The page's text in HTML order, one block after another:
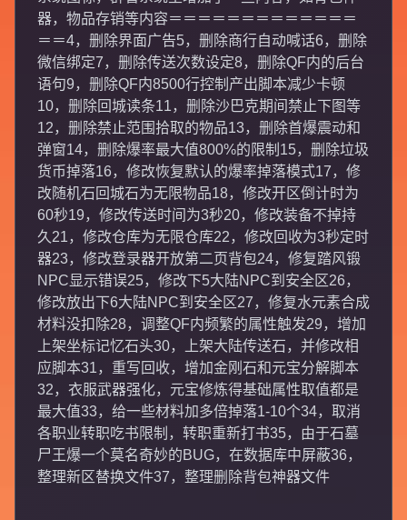
器，物品存销等内容＝＝＝＝＝＝＝＝＝＝＝＝＝
＝＝4，删除界面广告5，删除商行自动喊话6，删除
微信绑定7，删除传送次数设定8，删除QF内的后台
语句9，删除QF内8500行控制产出脚本减少卡顿
10，删除回城读条11，删除沙巴克期间禁止下图等
12，删除禁止范围拾取的物品13，删除首爆震动和
弹窗14，删除爆率最大值800%的限制15，删除垃圾
货币掉落16，修改恢复默认的爆率掉落模式17，修
改随机石回城石为无限物品18，修改开区倒计时为
60秒19，修改传送时间为3秒20，修改装备不掉持
久21，修改仓库为无限仓库22，修改回收为3秒定时
器23，修改登录器开放第二页背包24，修复踏风锻
NPC显示错误25，修改下5大陆NPC到安全区26，
修改放出下6大陆NPC到安全区27，修复水元素合成
材料没扣除28，调整QF内频繁的属性触发29，增加
上架坐标记忆石头30，上架大陆传送石，并修改相
应脚本31，重写回收，增加金刚石和元宝分解脚本
32，衣服武器强化，元宝修炼得基础属性取值都是
最大值33，给一些材料加多倍掉落1-10个34，取消
各职业转职吃书限制，转职重新打书35，由于石墓
尸王爆一个莫名奇妙的BUG，在数据库中屏蔽36，
整理新区替换文件37，整理删除背包神器文件